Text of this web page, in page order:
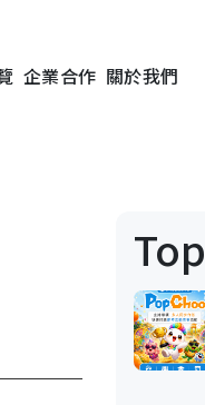
企業合作 關於我們
Top